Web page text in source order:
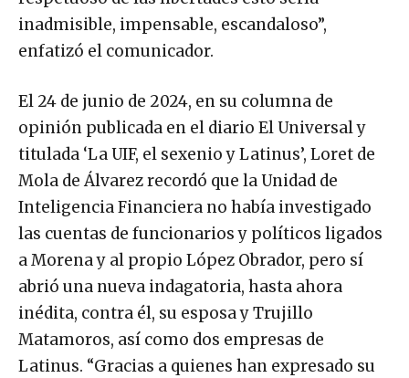
inadmisible, impensable, escandaloso”,
enfatizó el comunicador.
El 24 de junio de 2024, en su columna de
opinión publicada en el diario El Universal y
titulada ‘La UIF, el sexenio y Latinus’, Loret de
Mola de Álvarez recordó que la Unidad de
Inteligencia Financiera no había investigado
las cuentas de funcionarios y políticos ligados
a Morena y al propio López Obrador, pero sí
abrió una nueva indagatoria, hasta ahora
inédita, contra él, su esposa y Trujillo
Matamoros, así como dos empresas de
Latinus. “Gracias a quienes han expresado su